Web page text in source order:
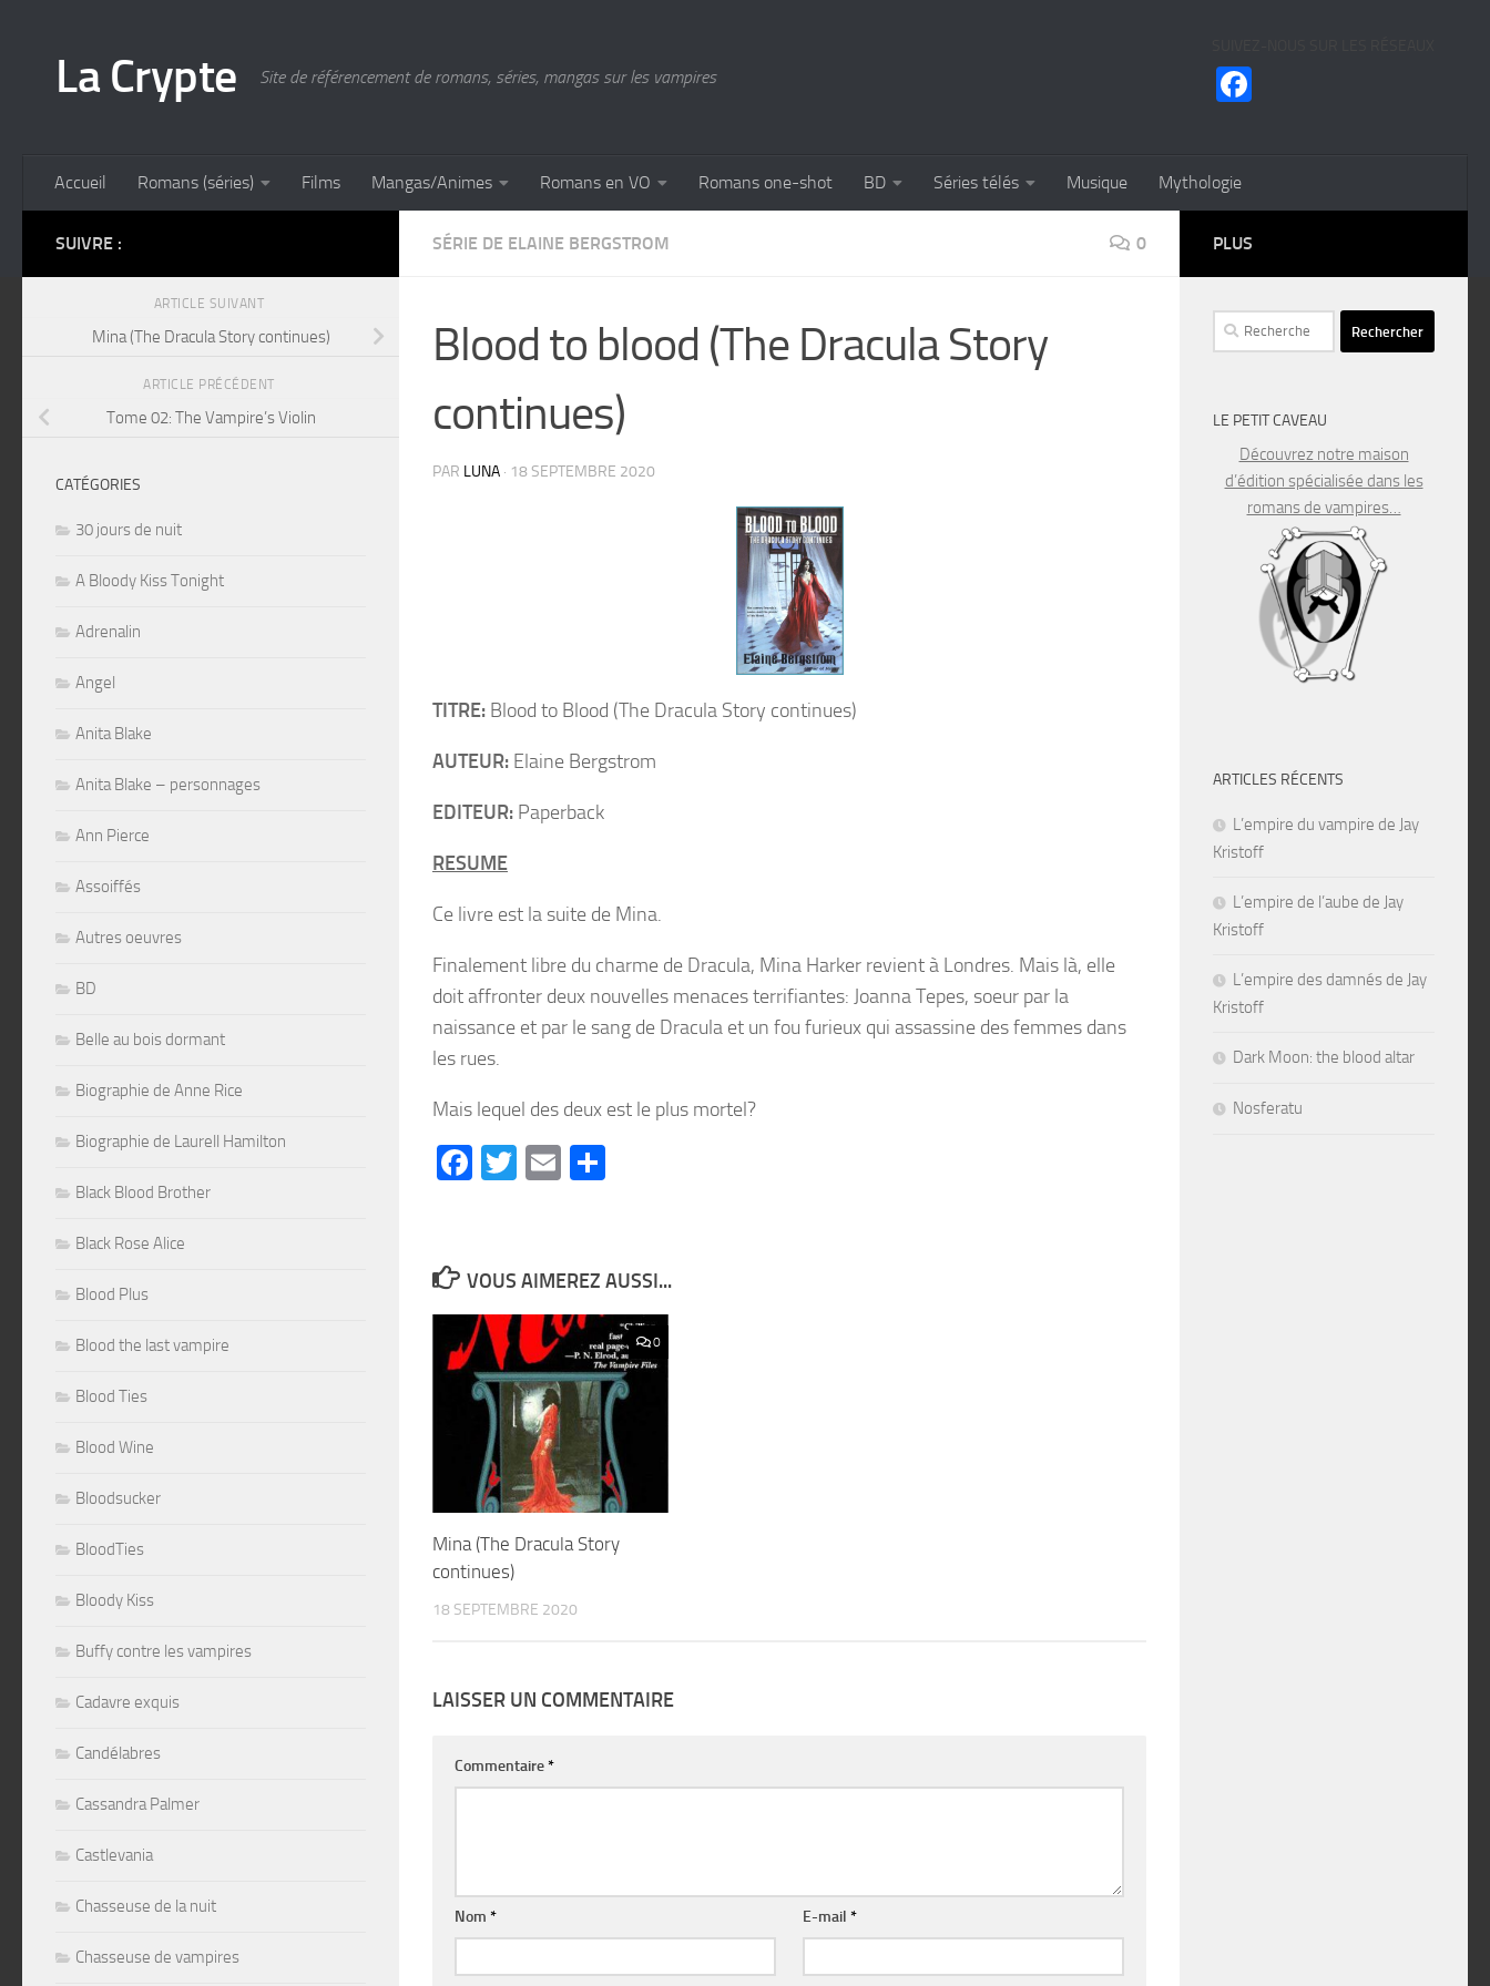
La Crypte Site de référencement de romans, séries, mangas sur les vampires
Accueil Romans (séries) Films Mangas/Animes Romans en VO Romans one-shot BD Séries télés Musique Mythologie
SÉRIE DE ELAINE BERGSTROM 0
Blood to blood (The Dracula Story
continues)
PAR LUNA · 18 SEPTEMBRE 2020
TITRE: Blood to Blood (The Dracula Story continues)
AUTEUR: Elaine Bergstrom
EDITEUR: Paperback
RESUME
Ce livre est la suite de Mina.
Finalement libre du charme de Dracula, Mina Harker revient à Londres. Mais là, elle
doit affronter deux nouvelles menaces terrifiantes: Joanna Tepes, soeur par la
naissance et par le sang de Dracula et un fou furieux qui assassine des femmes dans
les rues.
Mais lequel des deux est le plus mortel?
Facebook
Twitter
Email
VOUS AIMEREZ AUSSI...
0
Mina (The Dracula Story
continues)
18 SEPTEMBRE 2020
LAISSER UN COMMENTAIRE
Commentaire*
Nom * E-mail*
SUIVRE :
ARTICLE SUIVANT
Mina (The Dracula Story continues)
ARTICLE PRÉCÉDENT
Tome 02: The Vampire’s Violin
CATÉGORIES
30 jours de nuit
A Bloody Kiss Tonight
Adrenalin
Angel
Anita Blake
Anita Blake – personnages
Ann Pierce
Assoiffés
Autres oeuvres
BD
Belle au bois dormant
Biographie de Anne Rice
Biographie de Laurell Hamilton
Black Blood Brother
Black Rose Alice
Blood Plus
Blood the last vampire
Blood Ties
Blood Wine
Bloodsucker
BloodTies
Bloody Kiss
Buffy contre les vampires
Cadavre exquis
Candélabres
Cassandra Palmer
Castlevania
Chasseuse de la nuit
Chasseuse de vampires
PLUS
Rechercher :
LE PETIT CAVEAU
Découvrez notre maison
d’édition spécialisée dans les
romans de vampires…
ARTICLES RÉCENTS
L’empire du vampire de Jay
Kristoff
L’empire de l’aube de Jay
Kristoff
L’empire des damnés de Jay
Kristoff
Dark Moon: the blood altar
Nosferatu